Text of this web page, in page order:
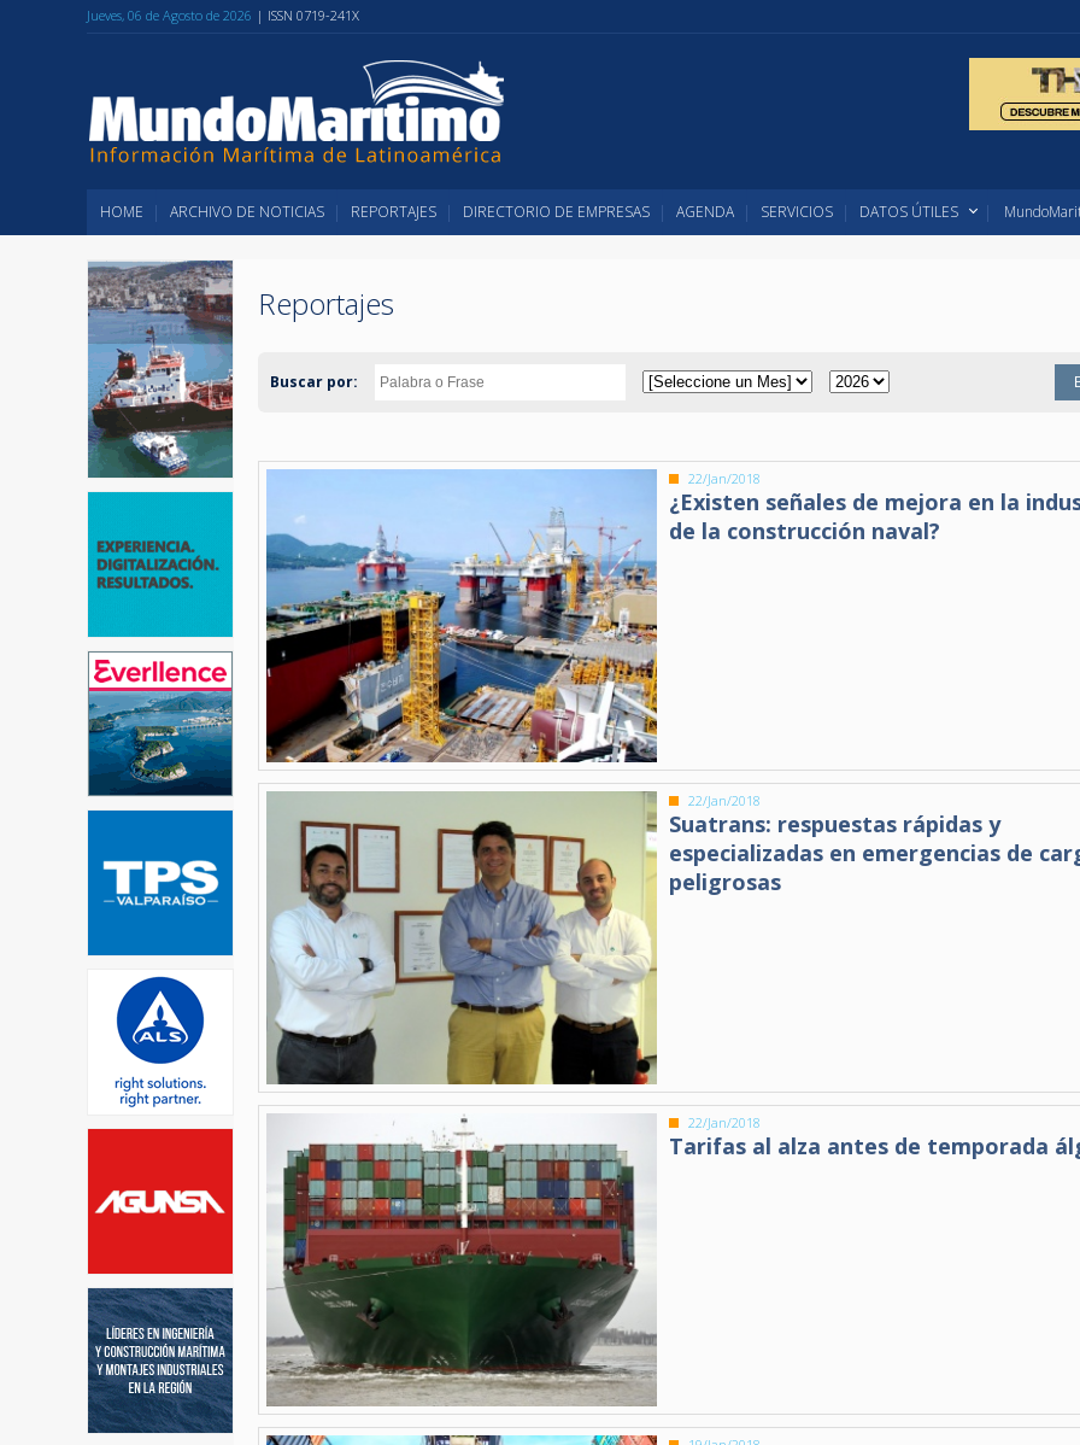
Jueves, 06 de Agosto de 2026 | ISSN 0719-241X
HOME ARCHIVO DE NOTICIAS REPORTAJES DIRECTORIO DE EMPRESAS AGENDA SERVICIOS DATOS ÚTILES
Reportajes
Buscar por:
22/Jan/2018
¿Existen señales de mejora en la
de la construcción naval?
22/Jan/2018
Suatrans: respuestas rápidas y
especializadas en emergencias de
peligrosas
22/Jan/2018
Tarifas al alza antes de temporada